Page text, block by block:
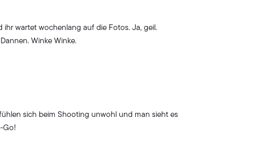
wartet wochenlang auf die Fotos. Ja, geil.
Winke Winke.
sich beim Shooting unwohl und man sieht es
Go!